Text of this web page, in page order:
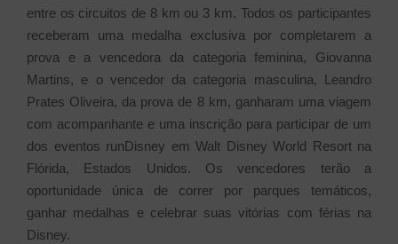
entre os circuitos de 8 km ou 3 km. Todos os participantes
receberam uma medalha exclusiva por completarem a
prova e a vencedora da categoria feminina, Giovanna
Martins, e o vencedor da categoria masculina, Leandro
Prates Oliveira, da prova de 8 km, ganharam uma viagem
com acompanhante e uma inscrição para participar de um
dos eventos runDisney em Walt Disney World Resort na
Flórida, Estados Unidos. Os vencedores terão a
oportunidade única de correr por parques temáticos,
ganhar medalhas e celebrar suas vitórias com férias na
Disney.